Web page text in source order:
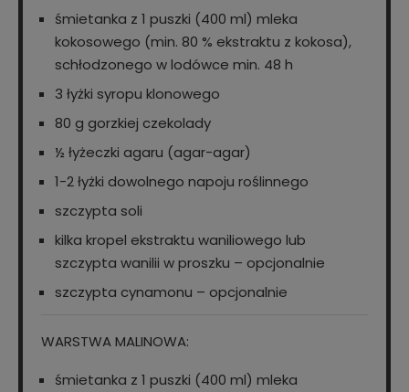
śmietanka z 1 puszki (400 ml) mleka
kokosowego (min. 80 % ekstraktu z kokosa),
schłodzonego w lodówce min. 48 h
3 łyżki syropu klonowego
80 g gorzkiej czekolady
½ łyżeczki agaru (agar-agar)
1-2 łyżki dowolnego napoju roślinnego
szczypta soli
kilka kropel ekstraktu waniliowego lub
szczypta wanilii w proszku – opcjonalnie
szczypta cynamonu – opcjonalnie
WARSTWA MALINOWA:
śmietanka z 1 puszki (400 ml) mleka